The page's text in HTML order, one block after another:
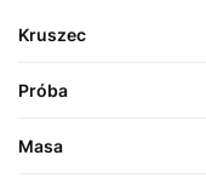
Kruszec
Próba
Masa